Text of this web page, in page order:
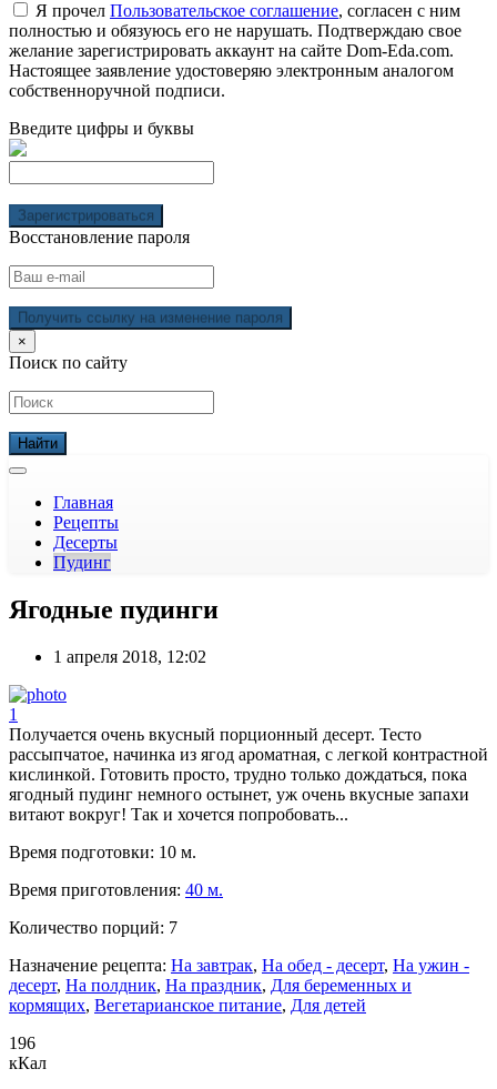
Я прочел Пользовательское соглашение, согласен с ним
полностью и обязуюсь его не нарушать. Подтверждаю свое
желание зарегистрировать аккаунт на сайте Dom-Eda.com.
Настоящее заявление удостоверяю электронным аналогом
собственноручной подписи.
Введите цифры и буквы
Зарегистрироваться
Восстановление пароля
Получить ссылку на изменение пароля
×
Поиск по сайту
Главная
Рецепты
Десерты
Пудинг
Ягодные пудинги
1 апреля 2018, 12:02
1
Получается очень вкусный порционный десерт. Тесто
рассыпчатое, начинка из ягод ароматная, с легкой контрастной
кислинкой. Готовить просто, трудно только дождаться, пока
ягодный пудинг немного остынет, уж очень вкусные запахи
витают вокруг! Так и хочется попробовать...
Время подготовки: 10 м.
Время приготовления: 40 м.
Количество порций: 7
Назначение рецепта: На завтрак, На обед - десерт, На ужин -
десерт, На полдник, На праздник, Для беременных и
кормящих, Вегетарианское питание, Для детей
196
кКал